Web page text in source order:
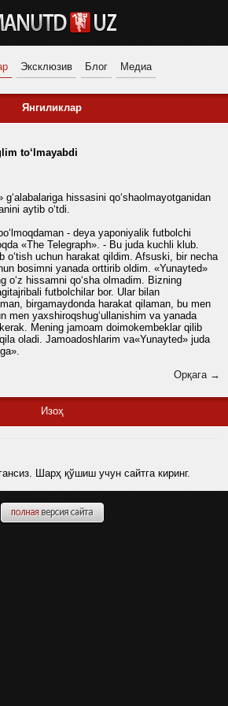
Эксклюзив Блог Медиа
Янгиликлар
to‘lmayabdi
hissasini qo‘shaolmayotganidan
aytib o‘tdi.
- deya yaponiyalik futbolchi
«The Telegraph». - Bu juda kuchli klub.
o‘tish uchun harakat qildim. Afsuski, bir necha
bosimni yanada orttirib oldim. «Yunayted»
o‘z hissamni qo‘sha olmadim. Bizning
futbolchilar bor. Ular bilan
birgamaydonda harakat qilaman, bu men
men yaxshiroqshug‘ullanishim va yanada
Mening jamoam doimokembeklar qilib
oladi. Jamoadoshlarim va«Yunayted» juda
Орқага →
Изоҳ
Шарҳ қўшиш учун сайтга киринг.